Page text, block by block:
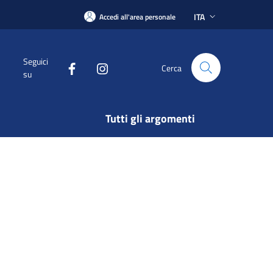
Accedi all'area personale ITA
Seguici
su
Cerca
Tutti gli argomenti